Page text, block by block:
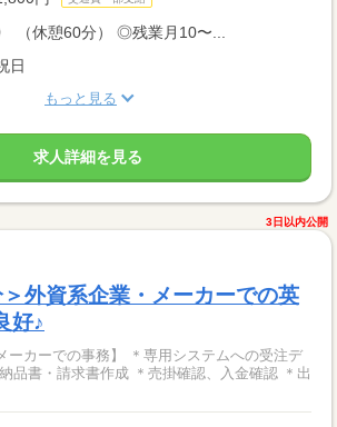
（休憩60分） ◎残業月10〜...
日
もっと見る
求人詳細を見る
3日以内公開
外資系企業・メーカーでの英
好♪
】 ＊専用システムへの受注デ
品書・請求書作成 ＊売掛確認、入金確認 ＊出